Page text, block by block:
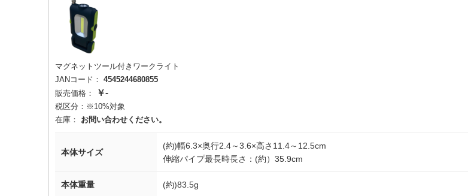
マグネットツール付きワークライト
JANコード： 4545244680855
販売価格：
￥-
税区分： ※10%対象
在庫：
お問い合わせください。
本体サイズ
(約)幅6.3×奥行2.4～3.6×高さ11.4～12.5cm
伸縮パイプ最長時長さ：(約）35.9cm
本体重量 (約)83.5g